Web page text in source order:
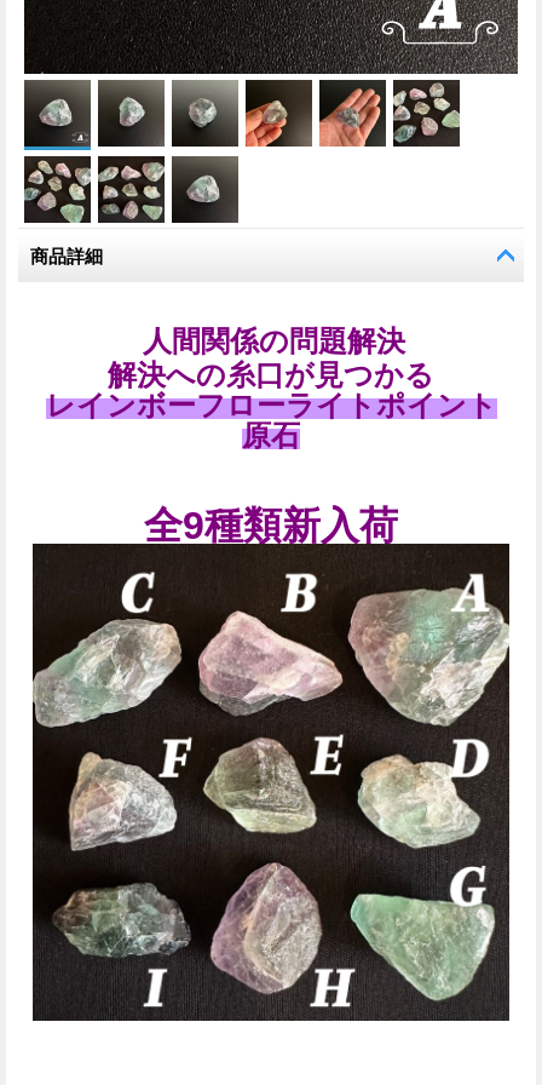
商品詳細
人間関係の問題解決
解決への糸口が見つかる
レインボーフローライトポイント
原石
全9種類新入荷